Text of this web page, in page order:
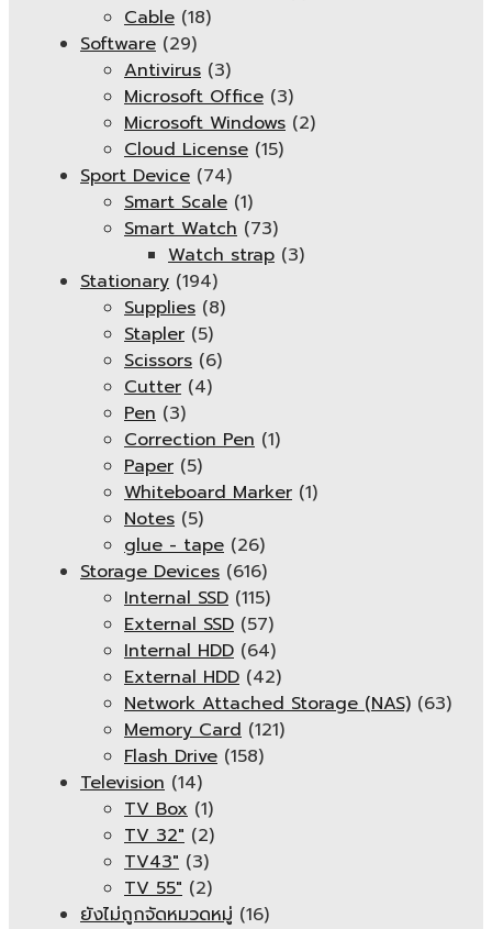
Cable (18)
Software (29)
Antivirus (3)
Microsoft Office (3)
Microsoft Windows (2)
Cloud License (15)
Sport Device (74)
Smart Scale (1)
Smart Watch (73)
Watch strap (3)
Stationary (194)
Supplies (8)
Stapler (5)
Scissors (6)
Cutter (4)
Pen (3)
Correction Pen (1)
Paper (5)
Whiteboard Marker (1)
Notes (5)
glue - tape (26)
Storage Devices (616)
Internal SSD (115)
External SSD (57)
Internal HDD (64)
External HDD (42)
Network Attached Storage (NAS) (63)
Memory Card (121)
Flash Drive (158)
Television (14)
TV Box (1)
TV 32" (2)
TV43" (3)
TV 55" (2)
ยังไม่ถูกจัดหมวดหมู่ (16)